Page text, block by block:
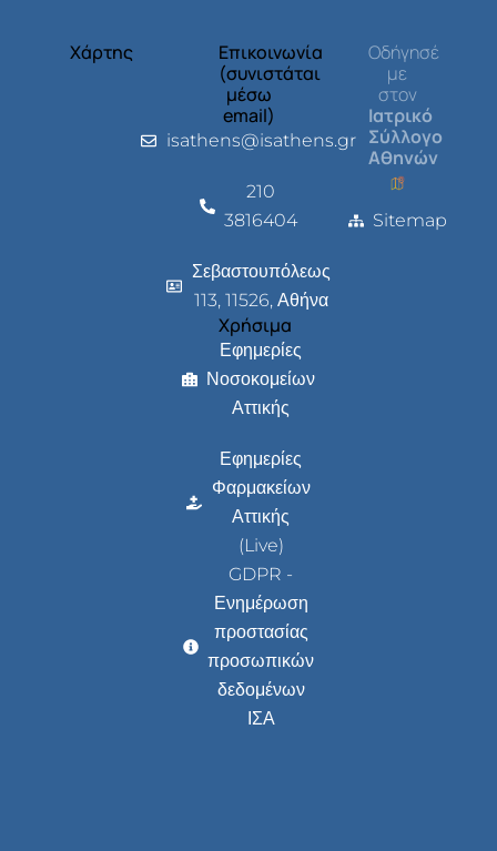
Χάρτης
Επικοινωνία
(συνιστάται
μέσω
email)
isathens@isathens.gr
210
3816404
Σεβαστουπόλεως
113, 11526, Αθήνα
Χρήσιμα
Εφημερίες
Νοσοκομείων
Αττικής
Εφημερίες
Φαρμακείων
Αττικής
(Live)
GDPR -
Ενημέρωση
προστασίας
προσωπικών
δεδομένων
ΙΣΑ
Οδήγησέ
με
στον
Ιατρικό
Σύλλογο
Αθηνών
Sitemap